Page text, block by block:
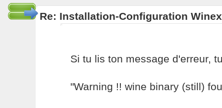
Re: Installation-Configuration
Si tu lis ton message d'erreur,
"Warning !! wine binary (still)